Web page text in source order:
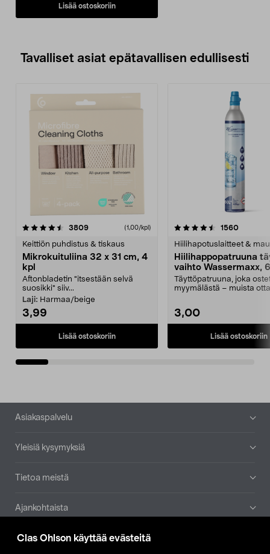
Clas Ohlson käyttää evästeitä
Lisää ostoskoriin
Tavalliset asiat epätavallisen edullisesti
3809arvostelut (1,00/kpl)
Keittiön puhdistus & tiskaus
Mikrokuituliina 32 x 31 cm, 4
kpl
Aftonbladetin "itsestään selvä
suosikki" siiv...
Laji: Harmaa/beige
3,99
Lisää ostoskoriin
4.5viidestä
1560
Hiilihapotuslaitteet &
Hiilihappopatruuna
vaihto Wassermaxx,
Täyttöpatruuna, joka
myymälästä – muista
3,00
Lisää ostoskoriin
4.5viidestä
Alatunniste
Asiakaspalvelu
Yleisiä kysymyksiä
Tietoa meistä
Ajankohtaista
Muut yrityksemme